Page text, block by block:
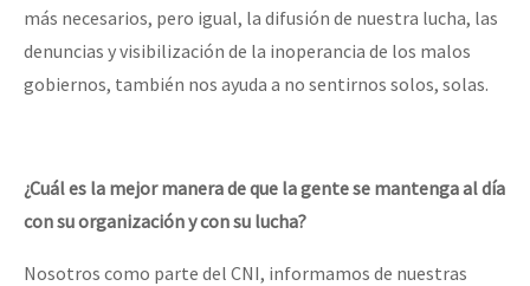
más necesarios, pero igual, la difusión de nuestra lucha, las
denuncias y visibilización de la inoperancia de los malos
gobiernos, también nos ayuda a no sentirnos solos, solas.
¿Cuál es la mejor manera de que la gente se mantenga al día
con su organización y con su lucha?
Nosotros como parte del CNI, informamos de nuestras